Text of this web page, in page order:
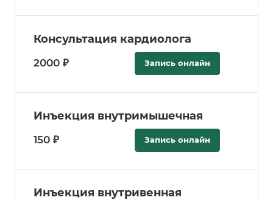
Консультация кардиолога
2000 ₽ Запись онлайн
Инъекция внутримышечная
150 ₽ Запись онлайн
Инъекция внутривенная